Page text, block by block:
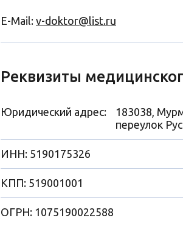
E-Mail: v-doktor@list.ru
Реквизиты
Юридический адрес:
183038,
переулок
ИНН: 5190175326
КПП: 519001001
ОГРН: 1075190022588